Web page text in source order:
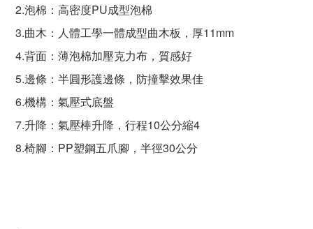
2.泡棉：高密度PU成型泡棉
3.曲木：人體工學一體成型曲木板，厚11mm
4.背面：薄泡棉加壓克力布，質感好
5.邊條：半圓形護邊條，防撞擊效果佳
6.機構：氣壓式底盤
7.升降：氣壓棒升降，行程10公分縮4
8.椅腳：PP塑鋼五爪腳，半徑30公分